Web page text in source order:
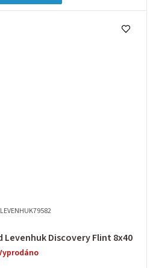
Discovery Flint 8x40
LEVENHUK79582